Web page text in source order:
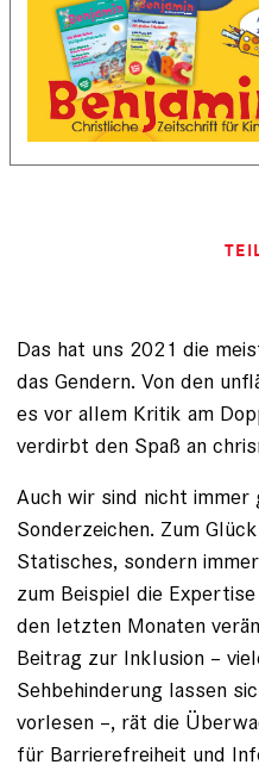
Das hat uns 2021 die
das Gendern. Von den
es vor allem Kritik am
verdirbt den Spaß an
Auch wir sind nicht
Sonderzeichen. Zum
Statisches, sondern
zum Beispiel die
den letzten Monaten
Beitrag zur Inklusion –
Sehbehinderung lassen
vorlesen –, rät die
für Barrierefreiheit und